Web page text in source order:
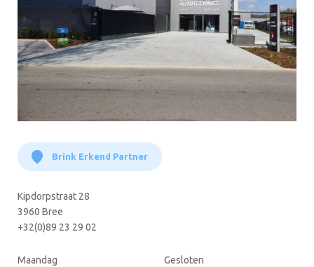
Brink Erkend Partner
Kipdorpstraat 28
3960 Bree
+32(0)89 23 29 02
Maandag
Gesloten